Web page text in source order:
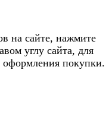
на сайте, нажмите
углу сайта, для
оформления покупки.